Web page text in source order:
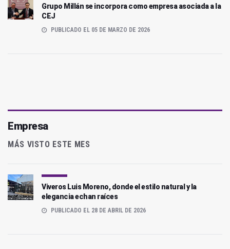
Grupo Millán se incorpora como empresa asociada a la
CEJ
PUBLICADO EL 05 DE MARZO DE 2026
Empresa
MÁS VISTO ESTE MES
Viveros Luis Moreno, donde el estilo natural y la
elegancia echan raíces
PUBLICADO EL 28 DE ABRIL DE 2026